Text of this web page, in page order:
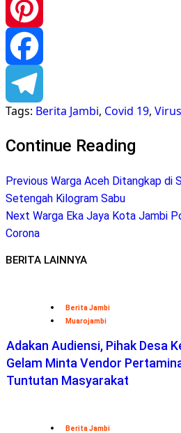
WhatsApp
Pinterest
Facebook
Telegram
Tags: Berita Jambi, Covid 19,
Continue Reading
Previous Warga Aceh Ditangkap di
Setengah Kilogram Sabu
Next Warga Eka Jaya Kota Jambi
Corona
BERITA LAINNYA
Berita Jambi
Muarojambi
Adakan Audiensi, Pihak Desa
Gelam Minta Vendor
Tuntutan Masyarakat
Berita Jambi